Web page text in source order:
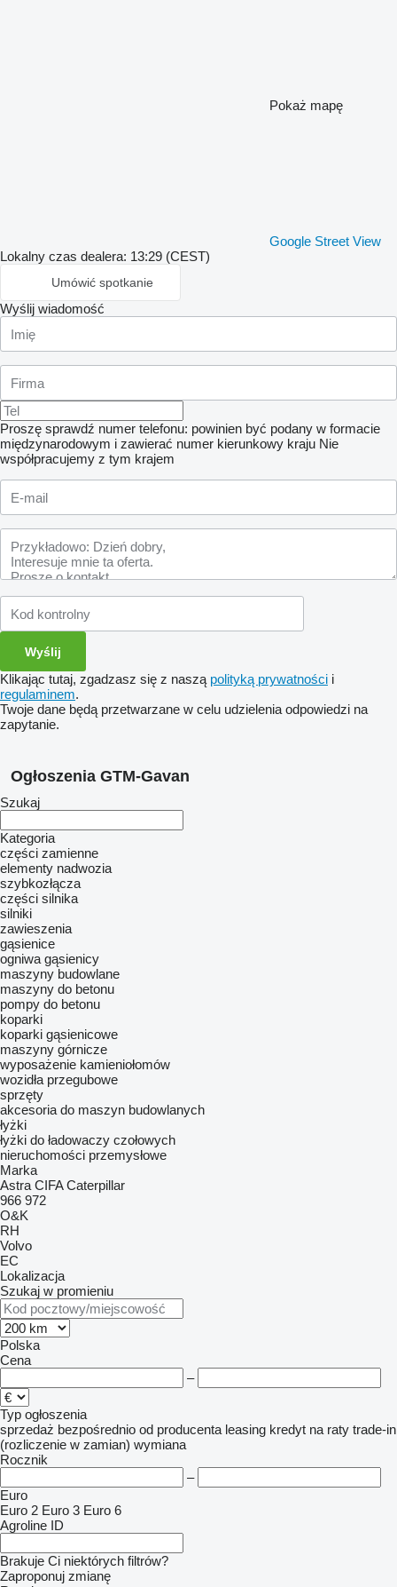
Pokaż mapę
Google Street View
Lokalny czas dealera: 13:29 (CEST)
Umówić spotkanie
Wyślij wiadomość
Proszę sprawdź numer telefonu: powinien być podany w formacie
międzynarodowym i zawierać numer kierunkowy kraju Nie
współpracujemy z tym krajem
Klikając tutaj, zgadzasz się z naszą polityką prywatności i
regulaminem.
Twoje dane będą przetwarzane w celu udzielenia odpowiedzi na
zapytanie.
Ogłoszenia GTM-Gavan
Szukaj
Kategoria
części zamienne
elementy nadwozia
szybkozłącza
części silnika
silniki
zawieszenia
gąsienice
ogniwa gąsienicy
maszyny budowlane
maszyny do betonu
pompy do betonu
koparki
koparki gąsienicowe
maszyny górnicze
wyposażenie kamieniołomów
wozidła przegubowe
sprzęty
akcesoria do maszyn budowlanych
łyżki
łyżki do ładowaczy czołowych
nieruchomości przemysłowe
Marka
Astra CIFA Caterpillar
966 972
O&K
RH
Volvo
EC
Lokalizacja
Szukaj w promieniu
Polska
Cena
–
Typ ogłoszenia
sprzedaż bezpośrednio od producenta leasing kredyt na raty trade-in
(rozliczenie w zamian) wymiana
Rocznik
–
Euro
Euro 2 Euro 3 Euro 6
Agroline ID
Brakuje Ci niektórych filtrów?
Zaproponuj zmianę